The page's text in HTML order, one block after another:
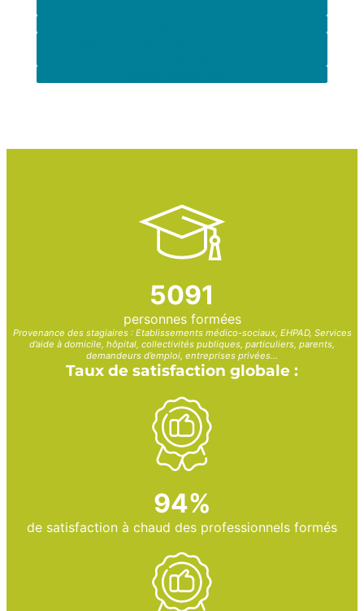
5091
personnes formées
Provenance des stagiaires : Etablissements médico-sociaux, EHPAD, Services
d’aide à domicile, hôpital, collectivités publiques, particuliers, parents,
demandeurs d’emploi, entreprises privées…
Taux de satisfaction globale :
94%
de satisfaction à chaud des professionnels formés